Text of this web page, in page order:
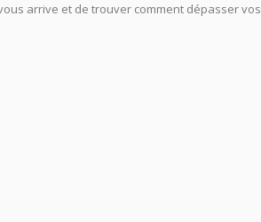
arrive et de trouver comment dépasser vos